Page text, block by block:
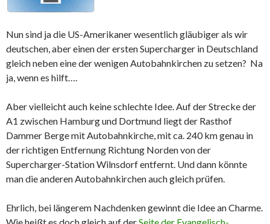
Nun sind ja die US-Amerikaner wesentlich gläubiger als wir
deutschen, aber einen der ersten Supercharger in Deutschland
gleich neben eine der wenigen Autobahnkirchen zu setzen? Na
ja, wenn es hilft….
Aber vielleicht auch keine schlechte Idee. Auf der Strecke der
A1 zwischen Hamburg und Dortmund liegt der Rasthof
Dammer Berge mit Autobahnkirche, mit ca. 240 km genau in
der richtigen Entfernung Richtung Norden von der
Supercharger-Station Wilnsdorf entfernt. Und dann könnte
man die anderen Autobahnkirchen auch gleich prüfen.
Ehrlich, bei längerem Nachdenken gewinnt die Idee an Charme.